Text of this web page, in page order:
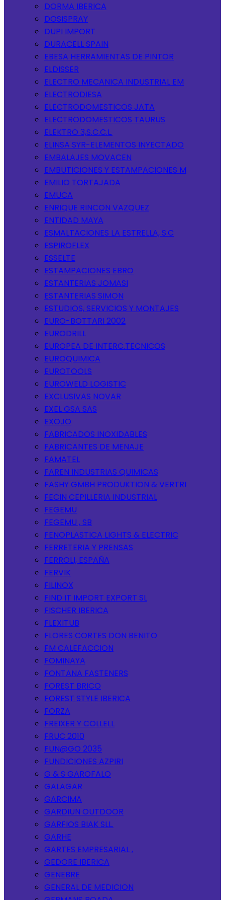
DORMA IBERICA
DOSISPRAY
DUPI IMPORT
DURACELL SPAIN
EBESA HERRAMIENTAS DE PINTOR
ELDISSER
ELECTRO MECANICA INDUSTRIAL EM
ELECTRODIESA
ELECTRODOMESTICOS JATA
ELECTRODOMESTICOS TAURUS
ELEKTRO 3,S.C.C.L.
ELINSA SYR-ELEMENTOS INYECTADO
EMBALAJES MOVACEN
EMBUTICIONES Y ESTAMPACIONES M
EMILIO TORTAJADA
EMUCA
ENRIQUE RINCON VAZQUEZ
ENTIDAD MAYA
ESMALTACIONES LA ESTRELLA, S.C
ESPIROFLEX
ESSELTE
ESTAMPACIONES EBRO
ESTANTERIAS JOMASI
ESTANTERIAS SIMON
ESTUDIOS, SERVICIOS Y MONTAJES
EURO-BOTTARI 2002
EURODRILL
EUROPEA DE INTERC.TECNICOS
EUROQUIMICA
EUROTOOLS
EUROWELD LOGISTIC
EXCLUSIVAS NOVAR
EXEL GSA SAS
EXOJO
FABRICADOS INOXIDABLES
FABRICANTES DE MENAJE
FAMATEL
FAREN INDUSTRIAS QUIMICAS
FASHY GMBH PRODUKTION & VERTRI
FECIN CEPILLERIA INDUSTRIAL
FEGEMU
FEGEMU , SB
FENOPLASTICA LIGHTS & ELECTRIC
FERRETERIA Y PRENSAS
FERROLI, ESPAÑA
FERVIK
FILINOX
FIND IT IMPORT EXPORT SL
FISCHER IBERICA
FLEXITUB
FLORES CORTES DON BENITO
FM CALEFACCION
FOMINAYA
FONTANA FASTENERS
FOREST BRICO
FOREST STYLE IBERICA
FORZA
FREIXER Y COLLELL
FRUC 2010
FUN@GO 2035
FUNDICIONES AZPIRI
G & S GAROFALO
GALAGAR
GARCIMA
GARDIUN OUTDOOR
GARFIOS BIAK SLL.
GARHE
GARTES EMPRESARIAL ,
GEDORE IBERICA
GENEBRE
GENERAL DE MEDICION